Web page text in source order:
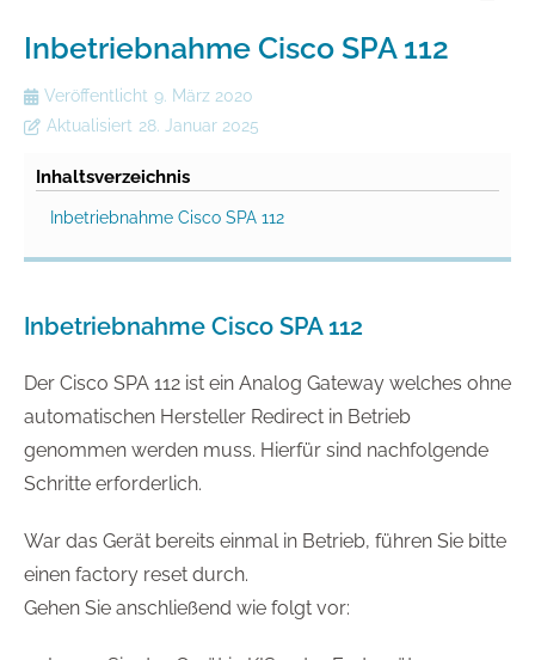
Inbetriebnahme Cisco SPA 112
Veröffentlicht 9. März 2020
Aktualisiert 28. Januar 2025
Inhaltsverzeichnis
Inbetriebnahme Cisco SPA 112
Inbetriebnahme Cisco SPA 112
Der Cisco SPA 112 ist ein Analog Gateway welches ohne
automatischen Hersteller Redirect in Betrieb
genommen werden muss. Hierfür sind nachfolgende
Schritte erforderlich.
War das Gerät bereits einmal in Betrieb, führen Sie bitte
einen factory reset durch.
Gehen Sie anschließend wie folgt vor: